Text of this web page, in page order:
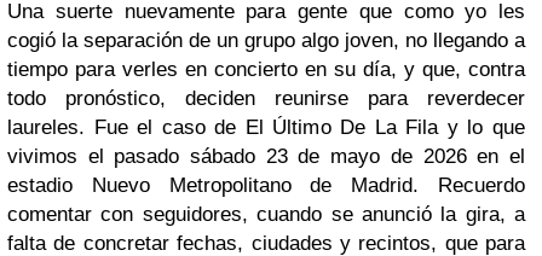
Una suerte nuevamente para gente que como yo les
cogió la separación de un grupo algo joven, no llegando a
tiempo para verles en concierto en su día, y que, contra
todo pronóstico, deciden reunirse para reverdecer
laureles. Fue el caso de El Último De La Fila y lo que
vivimos el pasado sábado 23 de mayo de 2026 en el
estadio Nuevo Metropolitano de Madrid. Recuerdo
comentar con seguidores, cuando se anunció la gira, a
falta de concretar fechas, ciudades y recintos, que para